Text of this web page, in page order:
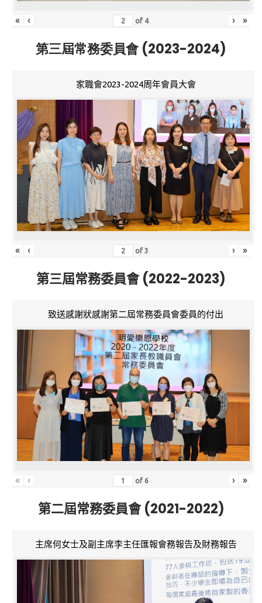
« ‹ of 4 › »
第三屆常務委員會 (2023-2024)
家職會2023-2024周年會員大會
« ‹ of3 › »
第三屆常務委員會 (2022-2023)
致送感謝狀感謝第二屆常務委員會委員的付出
« ‹ of 6 › »
第二屆常務委員會 (2021-2022)
主席何女士及副主席李主任匯報會務報告及財務報告